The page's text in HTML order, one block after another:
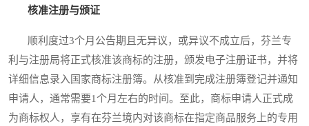
核准注册与颁证
顺利度过3个月公告期且无异议，或异议不成立后，芬兰专
利与注册局将正式核准该商标的注册，颁发电子注册证书，并将
详细信息录入国家商标注册簿。从核准到完成注册簿登记并通知
申请人，通常需要1个月左右的时间。至此，商标申请人正式成
为商标权人，享有在芬兰境内对该商标在指定商品服务上的专用